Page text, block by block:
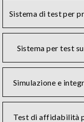
Sistema di test per
Sistema per test
Simulazione e
Test di affidabilità